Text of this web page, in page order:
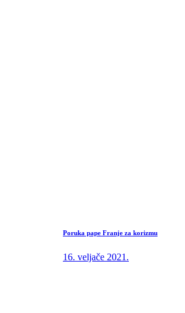
Poruka pape Franje za korizmu
16. veljače 2021.